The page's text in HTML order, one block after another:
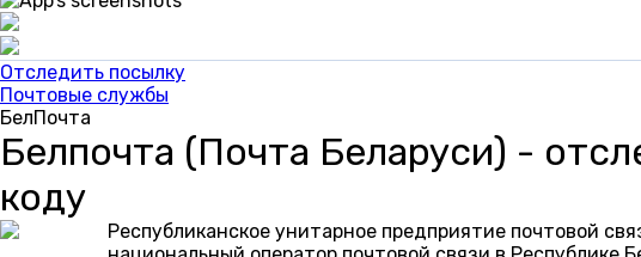
Отследить посылку
Почтовые службы
БелПочта
Белпочта (Почта Беларуси) -
коду
Республиканское унитарное предприятие почтовой